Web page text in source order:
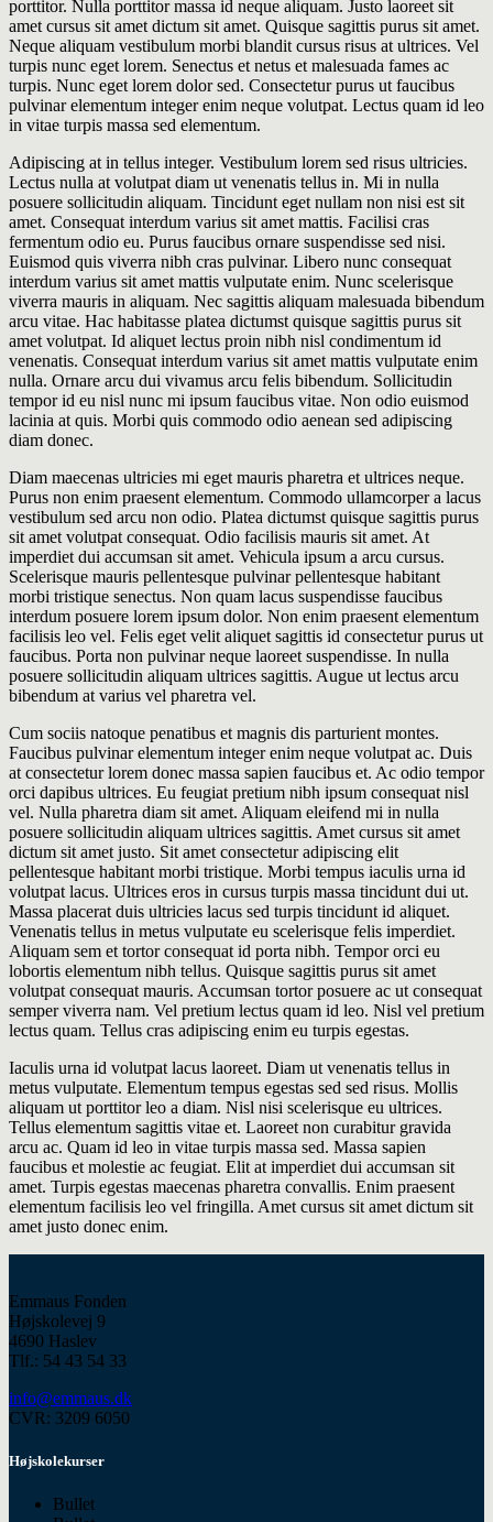
porttitor. Nulla porttitor massa id neque aliquam. Justo laoreet sit
amet cursus sit amet dictum sit amet. Quisque sagittis purus sit amet.
Neque aliquam vestibulum morbi blandit cursus risus at ultrices. Vel
turpis nunc eget lorem. Senectus et netus et malesuada fames ac
turpis. Nunc eget lorem dolor sed. Consectetur purus ut faucibus
pulvinar elementum integer enim neque volutpat. Lectus quam id leo
in vitae turpis massa sed elementum.
Adipiscing at in tellus integer. Vestibulum lorem sed risus ultricies.
Lectus nulla at volutpat diam ut venenatis tellus in. Mi in nulla
posuere sollicitudin aliquam. Tincidunt eget nullam non nisi est sit
amet. Consequat interdum varius sit amet mattis. Facilisi cras
fermentum odio eu. Purus faucibus ornare suspendisse sed nisi.
Euismod quis viverra nibh cras pulvinar. Libero nunc consequat
interdum varius sit amet mattis vulputate enim. Nunc scelerisque
viverra mauris in aliquam. Nec sagittis aliquam malesuada bibendum
arcu vitae. Hac habitasse platea dictumst quisque sagittis purus sit
amet volutpat. Id aliquet lectus proin nibh nisl condimentum id
venenatis. Consequat interdum varius sit amet mattis vulputate enim
nulla. Ornare arcu dui vivamus arcu felis bibendum. Sollicitudin
tempor id eu nisl nunc mi ipsum faucibus vitae. Non odio euismod
lacinia at quis. Morbi quis commodo odio aenean sed adipiscing
diam donec.
Diam maecenas ultricies mi eget mauris pharetra et ultrices neque.
Purus non enim praesent elementum. Commodo ullamcorper a lacus
vestibulum sed arcu non odio. Platea dictumst quisque sagittis purus
sit amet volutpat consequat. Odio facilisis mauris sit amet. At
imperdiet dui accumsan sit amet. Vehicula ipsum a arcu cursus.
Scelerisque mauris pellentesque pulvinar pellentesque habitant
morbi tristique senectus. Non quam lacus suspendisse faucibus
interdum posuere lorem ipsum dolor. Non enim praesent elementum
facilisis leo vel. Felis eget velit aliquet sagittis id consectetur purus ut
faucibus. Porta non pulvinar neque laoreet suspendisse. In nulla
posuere sollicitudin aliquam ultrices sagittis. Augue ut lectus arcu
bibendum at varius vel pharetra vel.
Cum sociis natoque penatibus et magnis dis parturient montes.
Faucibus pulvinar elementum integer enim neque volutpat ac. Duis
at consectetur lorem donec massa sapien faucibus et. Ac odio tempor
orci dapibus ultrices. Eu feugiat pretium nibh ipsum consequat nisl
vel. Nulla pharetra diam sit amet. Aliquam eleifend mi in nulla
posuere sollicitudin aliquam ultrices sagittis. Amet cursus sit amet
dictum sit amet justo. Sit amet consectetur adipiscing elit
pellentesque habitant morbi tristique. Morbi tempus iaculis urna id
volutpat lacus. Ultrices eros in cursus turpis massa tincidunt dui ut.
Massa placerat duis ultricies lacus sed turpis tincidunt id aliquet.
Venenatis tellus in metus vulputate eu scelerisque felis imperdiet.
Aliquam sem et tortor consequat id porta nibh. Tempor orci eu
lobortis elementum nibh tellus. Quisque sagittis purus sit amet
volutpat consequat mauris. Accumsan tortor posuere ac ut consequat
semper viverra nam. Vel pretium lectus quam id leo. Nisl vel pretium
lectus quam. Tellus cras adipiscing enim eu turpis egestas.
Iaculis urna id volutpat lacus laoreet. Diam ut venenatis tellus in
metus vulputate. Elementum tempus egestas sed sed risus. Mollis
aliquam ut porttitor leo a diam. Nisl nisi scelerisque eu ultrices.
Tellus elementum sagittis vitae et. Laoreet non curabitur gravida
arcu ac. Quam id leo in vitae turpis massa sed. Massa sapien
faucibus et molestie ac feugiat. Elit at imperdiet dui accumsan sit
amet. Turpis egestas maecenas pharetra convallis. Enim praesent
elementum facilisis leo vel fringilla. Amet cursus sit amet dictum sit
amet justo donec enim.
Emmaus Fonden
Højskolevej 9
4690 Haslev
Tlf.: 54 43 54 33
info@emmaus.dk
CVR: 3209 6050
Højskolekurser
Bullet